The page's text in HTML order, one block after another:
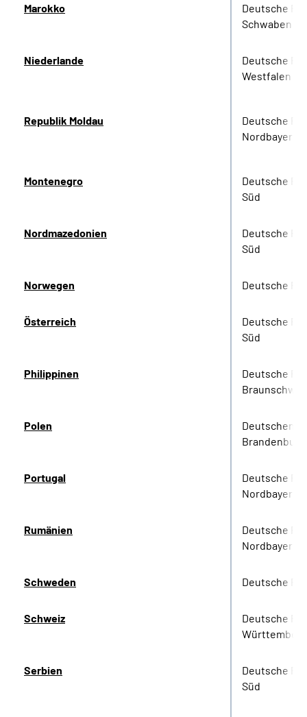
Marokko
Deutsche
Schwaben
Niederlande
Deutsche
Westfalen
Republik Moldau
Deutsche
Nordbayern
Montenegro
Deutsche
Süd
Nordmazedonien
Deutsche
Süd
Norwegen Deutsche
Österreich
Deutsche
Süd
Philippinen
Deutsche
Polen
Deutschen
Brandenburg
Portugal
Deutsche
Nordbayern
Rumänien
Deutsche
Nordbayern
Schweden Deutsche
Schweiz
Deutsche
Württemberg
Serbien
Deutsche
Süd